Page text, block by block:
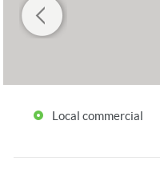
Local commercial